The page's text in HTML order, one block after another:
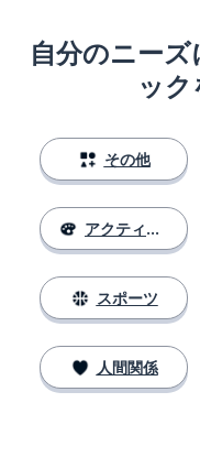
自分のニー
ッ
その他
アクティビティ
スポーツ
人間関係